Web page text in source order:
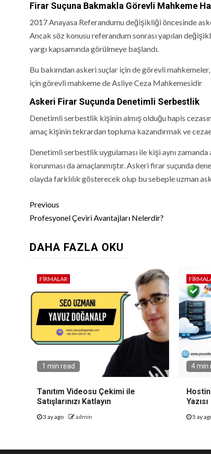
Firar Suçuna Bakmakla Görevli Mahkeme
2017 Anayasa Referandumu değişikliği öncesinde
Ancak söz konusu referandum sonrası yapılan
yargı kapsamında görülmeye başlandı.
Bu bakımdan askeri suçlar için de görevli
için görevli mahkeme de Asliye Ceza Mahkemesidir
Askeri Firar Suçunda Denetimli Serbestlik
Denetimli serbestlik kişinin almış olduğu hapis
amaç kişinin tekrardan topluma kazandırmak ve
Denetimli serbestlik uygulaması ile kişi aynı
korunması da amaçlanmıştır. Askeri firar suçunda
olayda farklılık gösterecek olup bu sebeple uzman
Continue
Reading
Previous
Profesyonel Çeviri Avantajları Nelerdir?
DAHA FAZLA OKU
FIRMALAR
1 min read
Tanıtım Videosu Çekimi ile
Satışlarınızı Katlayın
3 ay ago admin
4 min
Yazısı
5 ay